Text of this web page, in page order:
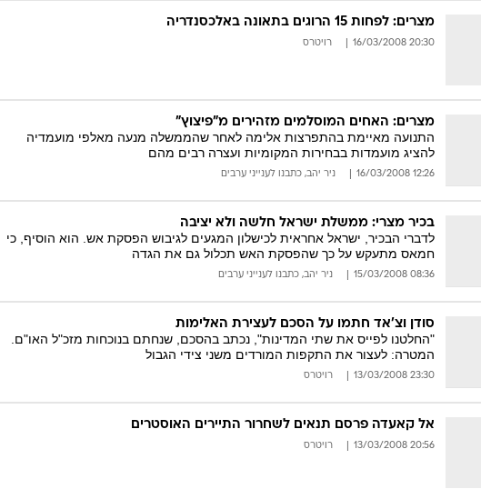
מצרים: לפחות 15 הרוגים בתאונה באלכסנדריה
20:30 16/03/2008 רויטרס
מצרים: האחים המוסלמים מזהירים מ"פיצוץ"
התנועה מאיימת בהתפרצות אלימה לאחר שהממשלה מנעה מאלפי מועמדיה
להציג מועמדות בבחירות המקומיות ועצרה רבים מהם
12:26 16/03/2008 ניר יהב, כתבנו לענייני ערבים
בכיר מצרי: ממשלת ישראל חלשה ולא יציבה
לדברי הבכיר, ישראל אחראית לכישלון המגעים לגיבוש הפסקת אש. הוא הוסיף, כי
חמאס מתעקש על כך שהפסקת האש תכלול גם את הגדה
08:36 15/03/2008 ניר יהב, כתבנו לענייני ערבים
סודן וצ'אד חתמו על הסכם לעצירת האלימות
"החלטנו לפייס את שתי המדינות", נכתב בהסכם, שנחתם בנוכחות מזכ"ל האו"ם.
המטרה: לעצור את התקפות המורדים משני צידי הגבול
23:30 13/03/2008 רויטרס
אל קאעדה פרסם תנאים לשחרור התיירים האוסטרים
20:56 13/03/2008 רויטרס